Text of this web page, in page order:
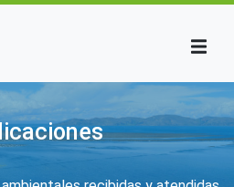
de ayuda a la